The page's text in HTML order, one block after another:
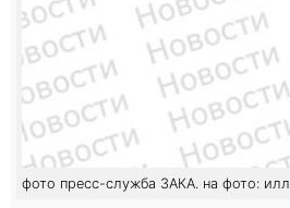
фото пресс-служба ЗАКА. на фото: